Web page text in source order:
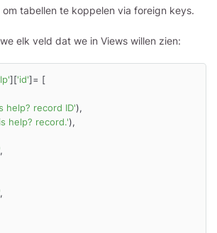
om tabellen te koppelen via foreign keys.
elk veld dat we in Views willen zien:
]['id']= [
help? record ID'),
help? record.'),
,
,